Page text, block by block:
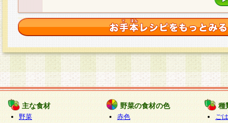
主な食材
野菜
野菜の食材の色
赤色
種
ご